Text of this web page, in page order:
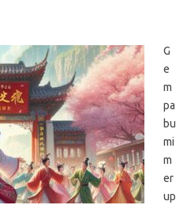
G
e
m
pa
bu
mi
m
er
up